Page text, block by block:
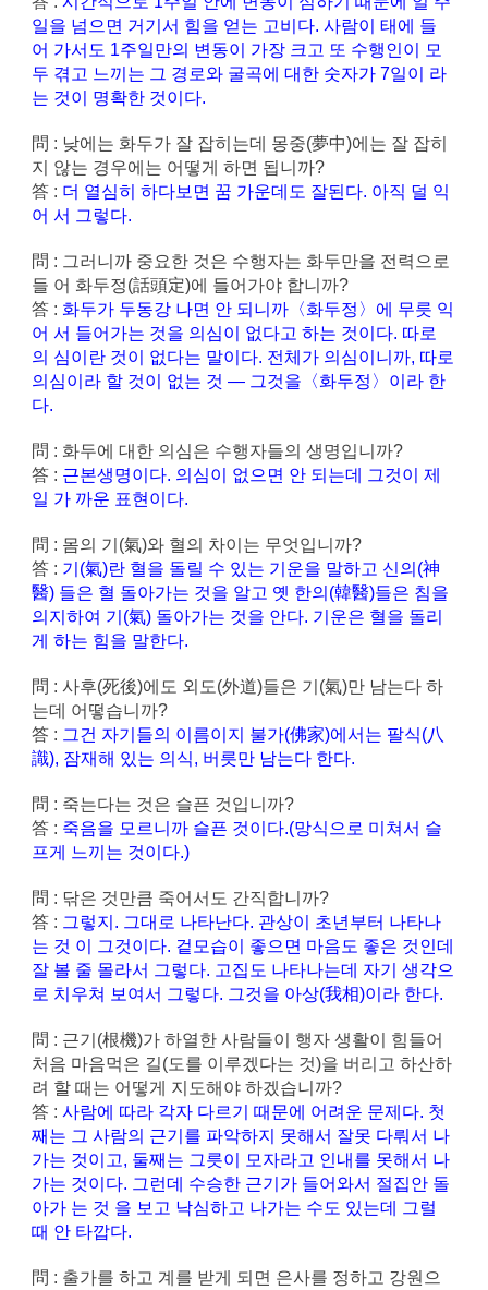
일을 넘으면 거기서 힘을 얻는 고비다. 사람이 태에 들
어 가서도 1주일만의 변동이 가장 크고 또 수행인이 모
두 겪고 느끼는 그 경로와 굴곡에 대한 숫자가 7일이 라
는 것이 명확한 것이다.
問 : 낮에는 화두가 잘 잡히는데 몽중(夢中)에는 잘 잡히
지 않는 경우에는 어떻게 하면 됩니까?
答 : 더 열심히 하다보면 꿈 가운데도 잘된다. 아직 덜 익
어 서 그렇다.
問 : 그러니까 중요한 것은 수행자는 화두만을 전력으로
들 어 화두정(話頭定)에 들어가야 합니까?
答 : 화두가 두동강 나면 안 되니까〈화두정〉에 무릇 익
어 서 들어가는 것을 의심이 없다고 하는 것이다. 따로
의 심이란 것이 없다는 말이다. 전체가 의심이니까, 따로
의심이라 할 것이 없는 것 ― 그것을〈화두정〉이라 한
다.
問 : 화두에 대한 의심은 수행자들의 생명입니까?
答 : 근본생명이다. 의심이 없으면 안 되는데 그것이 제
일 가 까운 표현이다.
問 : 몸의 기(氣)와 혈의 차이는 무엇입니까?
答 : 기(氣)란 혈을 돌릴 수 있는 기운을 말하고 신의(神
醫) 들은 혈 돌아가는 것을 알고 옛 한의(韓醫)들은 침을
의지하여 기(氣) 돌아가는 것을 안다. 기운은 혈을 돌리
게 하는 힘을 말한다.
問 : 사후(死後)에도 외도(外道)들은 기(氣)만 남는다 하
는데 어떻습니까?
答 : 그건 자기들의 이름이지 불가(佛家)에서는 팔식(八
識), 잠재해 있는 의식, 버릇만 남는다 한다.
問 : 죽는다는 것은 슬픈 것입니까?
答 : 죽음을 모르니까 슬픈 것이다.(망식으로 미쳐서 슬
프게 느끼는 것이다.)
問 : 닦은 것만큼 죽어서도 간직합니까?
答 : 그렇지. 그대로 나타난다. 관상이 초년부터 나타나
는 것 이 그것이다. 겉모습이 좋으면 마음도 좋은 것인데
잘 볼 줄 몰라서 그렇다. 고집도 나타나는데 자기 생각으
로 치우쳐 보여서 그렇다. 그것을 아상(我相)이라 한다.
問 : 근기(根機)가 하열한 사람들이 행자 생활이 힘들어
처음 마음먹은 길(도를 이루겠다는 것)을 버리고 하산하
려 할 때는 어떻게 지도해야 하겠습니까?
答 :사람에 따라 각자 다르기 때문에 어려운 문제다. 첫
째는 그 사람의 근기를 파악하지 못해서 잘못 다뤄서 나
가는 것이고, 둘째는 그릇이 모자라고 인내를 못해서 나
가는 것이다. 그런데 수승한 근기가 들어와서 절집안 돌
아가 는 것 을 보고 낙심하고 나가는 수도 있는데 그럴
때 안 타깝다.
問 : 출가를 하고 계를 받게 되면 은사를 정하고 강원으